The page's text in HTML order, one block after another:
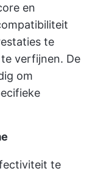
en
te
verfijnen. De
om
te